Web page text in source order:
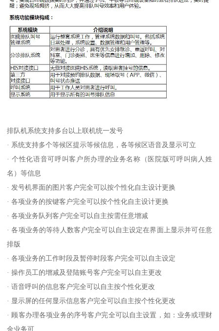
排队机系统支持多台以上联机统一发号
· 系统支持多个等候区提示等候信息，各等候区语音及显示可立
· 个性化语音可呼叫客户所办理的业务名称（医院版可呼叫病人姓
名）等信息
· 发号机界面的图片客户完全可以按个性化自主设计更换
· 各项业务的按键客户完全可以按个性化自主设计更换
· 各项业务队列客户完全可以自主按需任意增减
· 各项业务的等待人数客户完全可以自主设定在界面上显示并可任意
排版
· 各项业务的工作时段及暂停时段客户完全可以自主设定
· 操作员工的增减及登陆账号客户完全可以自主更改
· 语音呼叫的信息客户完全可以自主按个性化更改
· 显示屏的任何显示信息客户完全可以自主按个性化更改
· 顾客办理各项业务的序号客户完全可以自主设置，如：业务或理财
金业务可